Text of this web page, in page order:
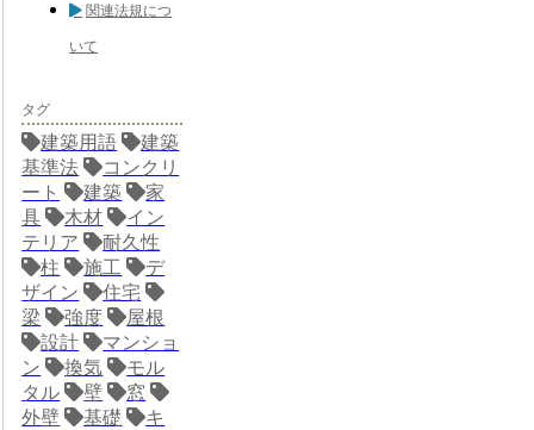
関連法規につ
いて
タグ
建築用語
建築
基準法
コンクリ
ート
建築
家
具
木材
イン
テリア
耐久性
柱
施工
デ
ザイン
住宅
梁
強度
屋根
設計
マンショ
ン
換気
モル
タル
壁
窓
外壁
基礎
キ